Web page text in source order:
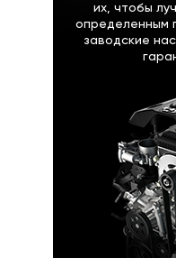
их, чтобы
определенным
заводские